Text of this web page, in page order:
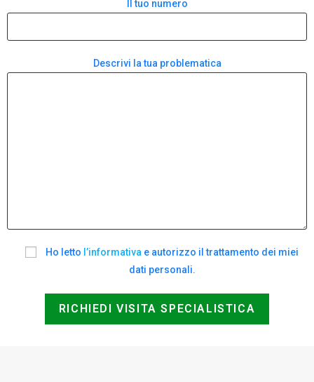
Il tuo numero
Descrivi la tua problematica
Ho letto l’informativa e autorizzo il trattamento dei miei
dati personali.